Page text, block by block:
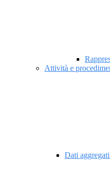
Attività e
Dati